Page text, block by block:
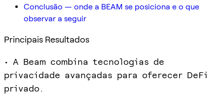
Conclusão — onde a BEAM se posiciona e o que
observar a seguir
Principais Resultados
• A Beam combina tecnologias de
privacidade avançadas para oferecer DeFi
privado.